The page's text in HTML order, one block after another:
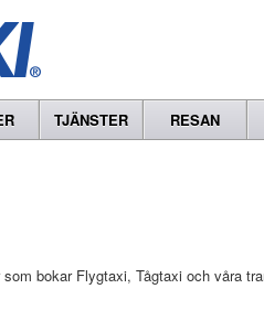
TJÄNSTER RESAN
bokar Flygtaxi, Tågtaxi och våra